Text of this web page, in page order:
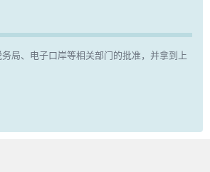
局、电子口岸等相关部门的批准，并拿到上